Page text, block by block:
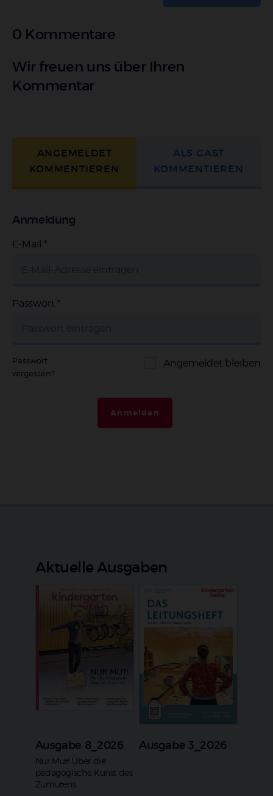
0 Kommentare
Wir freuen uns über Ihren
Kommentar
ANGEMELDET
KOMMENTIEREN
ALS GAST
KOMMENTIEREN
Anmeldung
E-Mail *
Passwort *
Passwort
vergessen?
Angemeldet bleiben
Anmelden
Aktuelle Ausgaben
Ausgabe 8_2026
:
Nur Mut! Über die
pädagogische Kunst des
Zumutens
Ausgabe 3_2026